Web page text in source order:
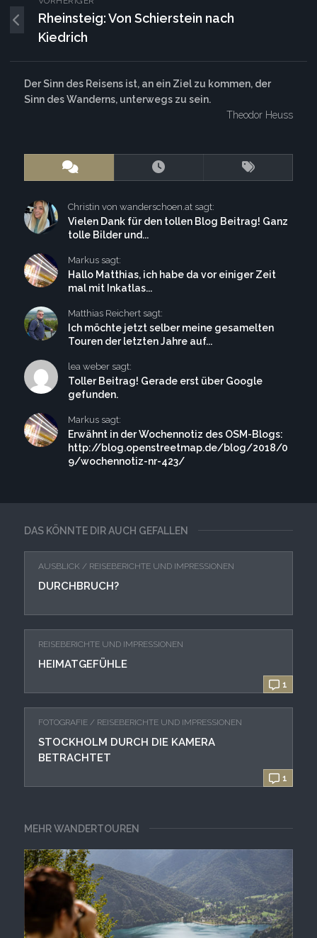
DAS KÖNNTE DIR AUCH GEFALLEN
AUSBLICK / REISEBERICHTE UND IMPRESSIONEN
DURCHBRUCH?
1
REISEBERICHTE UND IMPRESSIONEN
HEIMATGEFÜHLE
1
FOTOGRAFIE / REISEBERICHTE UND IMPRESSIONEN
STOCKHOLM DURCH DIE KAMERA
BETRACHTET
MEHR WANDERTOUREN
Rheinsteig: Von Schierstein nach
Kiedrich
Der Sinn des Reisens ist, an ein Ziel zu kommen, der
Sinn des Wanderns, unterwegs zu sein.
Theodor Heuss
Christin von wanderschoen.at sagt:
Vielen Dank für den tollen Blog Beitrag! Ganz
tolle Bilder und...
Markus sagt:
Hallo Matthias, ich habe da vor einiger Zeit
mal mit Inkatlas...
Matthias Reichert sagt:
Ich möchte jetzt selber meine gesamelten
Touren der letzten Jahre auf...
lea weber sagt:
Toller Beitrag! Gerade erst über Google
gefunden.
Markus sagt:
Erwähnt in der Wochennotiz des OSM-Blogs:
http://blog.openstreetmap.de/blog/2018/0
9/wochennotiz-nr-423/